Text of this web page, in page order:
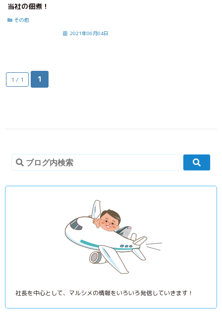
当社の佃煮！
その他
2021年06月04日
1 / 1 1
社長を中心として、マルシメの情報をいろいろ発信していきます！